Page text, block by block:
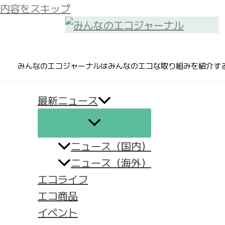
内容をスキップ
みんなのエコジャーナルはみんなのエコな取り組みを紹介す
最新ニュース
ニュース（国内）
ニュース（海外）
エコライフ
エコ商品
イベント